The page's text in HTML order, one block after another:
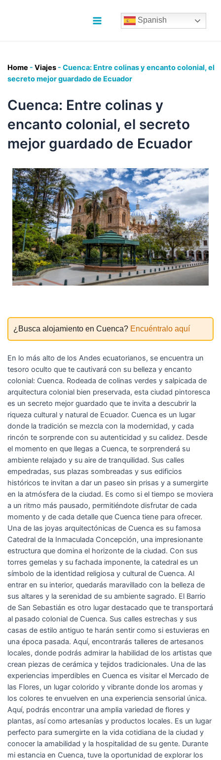
Spanish
Home - Viajes- Cuenca: Entre colinas y encanto colonial, el
secreto mejor guardado de Ecuador
Cuenca: Entre colinas y
encanto colonial, el secreto
mejor guardado de Ecuador
¿Busca alojamiento en Cuenca? Encuéntralo aquí
En lo más alto de los Andes ecuatorianos, se encuentra un
tesoro oculto que te cautivará con su belleza y encanto
colonial: Cuenca. Rodeada de colinas verdes y salpicada de
arquitectura colonial bien preservada, esta ciudad pintoresca
es un secreto mejor guardado que te invita a descubrir la
riqueza cultural y natural de Ecuador. Cuenca es un lugar
donde la tradición se mezcla con la modernidad, y cada
rincón te sorprende con su autenticidad y su calidez. Desde
el momento en que llegas a Cuenca, te sorprenderá su
ambiente relajado y su aire de tranquilidad. Sus calles
empedradas, sus plazas sombreadas y sus edificios
históricos te invitan a dar un paseo sin prisas y a sumergirte
en la atmósfera de la ciudad. Es como si el tiempo se moviera
a un ritmo más pausado, permitiéndote disfrutar de cada
momento y de cada detalle que Cuenca tiene para ofrecer.
Una de las joyas arquitectónicas de Cuenca es su famosa
Catedral de la Inmaculada Concepción, una impresionante
estructura que domina el horizonte de la ciudad. Con sus
torres gemelas y su fachada imponente, la catedral es un
símbolo de la identidad religiosa y cultural de Cuenca. Al
entrar en su interior, quedarás maravillado con la belleza de
sus altares y la serenidad de su ambiente sagrado. El Barrio
de San Sebastián es otro lugar destacado que te transportará
al pasado colonial de Cuenca. Sus calles estrechas y sus
casas de estilo antiguo te harán sentir como si estuvieras en
una época pasada. Aquí, encontrarás talleres de artesanos
locales, donde podrás admirar la habilidad de los artistas que
crean piezas de cerámica y tejidos tradicionales. Una de las
experiencias imperdibles en Cuenca es visitar el Mercado de
las Flores, un lugar colorido y vibrante donde los aromas y
los colores te envuelven en una experiencia sensorial única.
Aquí, podrás encontrar una amplia variedad de flores y
plantas, así como artesanías y productos locales. Es un lugar
perfecto para sumergirte en la vida cotidiana de la ciudad y
conocer la amabilidad y la hospitalidad de su gente. Durante
mi estancia en Cuenca, tuve la oportunidad de explorar los